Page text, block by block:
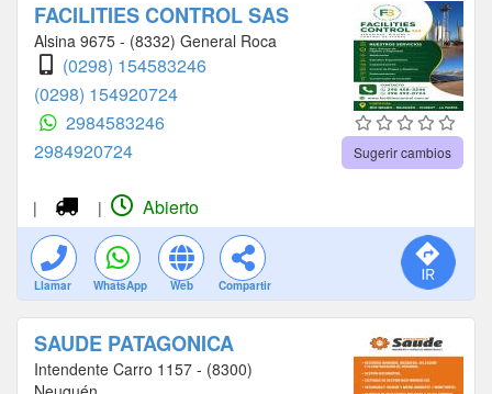
FACILITIES CONTROL SAS
Alsina 9675 - (8332) General Roca
(0298) 154583246
(0298) 154920724
2984583246
2984920724
Sugerir cambios
| | Abierto
Llamar WhatsApp Web Compartir
SAUDE PATAGONICA
Intendente Carro 1157 - (8300)